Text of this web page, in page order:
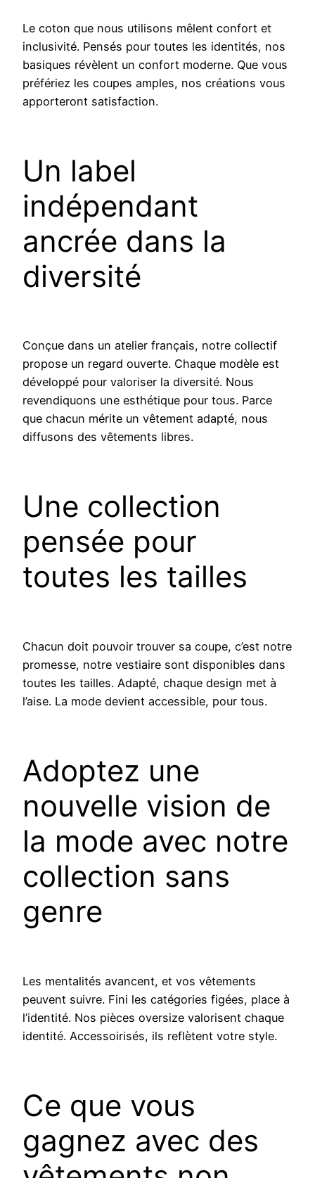
Le coton que nous utilisons mêlent confort et
inclusivité. Pensés pour toutes les identités, nos
basiques révèlent un confort moderne. Que vous
préfériez les coupes amples, nos créations vous
apporteront satisfaction.
Un label
indépendant
ancrée dans la
diversité
Conçue dans un atelier français, notre collectif
propose un regard ouverte. Chaque modèle est
développé pour valoriser la diversité. Nous
revendiquons une esthétique pour tous. Parce
que chacun mérite un vêtement adapté, nous
diffusons des vêtements libres.
Une collection
pensée pour
toutes les tailles
Chacun doit pouvoir trouver sa coupe, c’est notre
promesse, notre vestiaire sont disponibles dans
toutes les tailles. Adapté, chaque design met à
l’aise. La mode devient accessible, pour tous.
Adoptez une
nouvelle vision de
la mode avec notre
collection sans
genre
Les mentalités avancent, et vos vêtements
peuvent suivre. Fini les catégories figées, place à
l’identité. Nos pièces oversize valorisent chaque
identité. Accessoirisés, ils reflètent votre style.
Ce que vous
gagnez avec des